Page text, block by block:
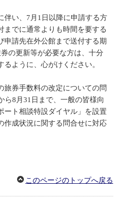
い、7月1日以降に申請する方
までに通常よりも時間を要する
申請先在外公館まで送付する期
の更新等が必要な方は、十分
ように、心がけください。
券手数料の改定についての問
ら8月31日まで、一般の皆様向
ート相談特設ダイヤル」を設置
作成状況に関する問合せに対応
このページのトップへ戻る